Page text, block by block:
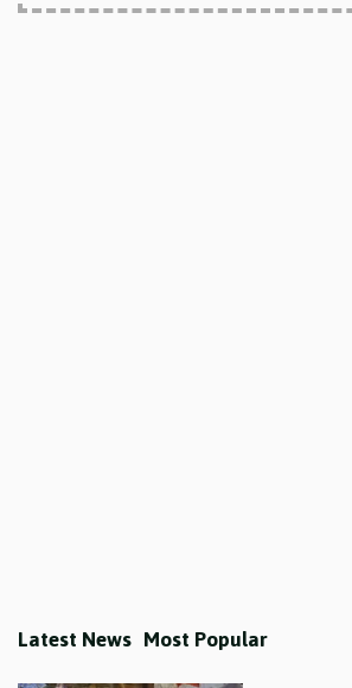
Latest News Most Popular